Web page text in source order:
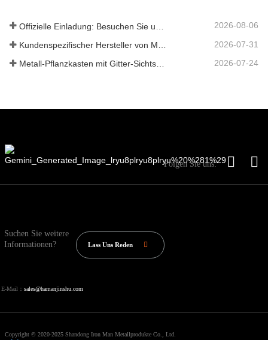
2026-08-06
2026-07-31
2026-07-24
Folgen Sie uns:
Suchen Sie weitere
Informationen?
Lass Uns Reden
E-Mail： sales@hamanjinshu.com
Copyright © 2020-2025 Shandong Iron Man Metallprodukte Co., Ltd.